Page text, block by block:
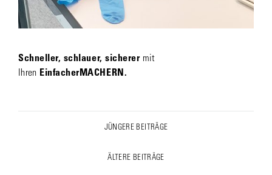
Schneller, schlauer, sicherermit
Ihren EinfacherMACHERN.
JÜNGERE BEITRÄGE
ÄLTERE BEITRÄGE